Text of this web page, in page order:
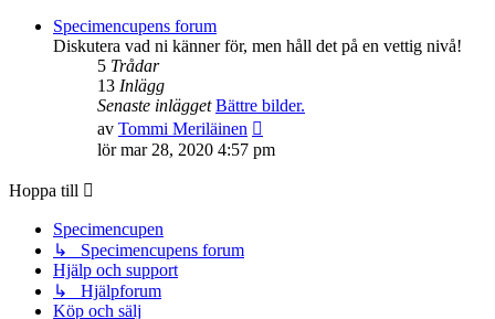
Specimencupens forum
Diskutera vad ni känner för, men håll det på en vettig nivå!
5 Trådar
13 Inlägg
Senaste inlägget Bättre bilder.
av Tommi Meriläinen
till
lör mar 28, 2020 4:57 pm
Hoppa till
Specimencupen
↳ Specimencupens forum
Hjälp och support
↳ Hjälpforum
Köp och sälj